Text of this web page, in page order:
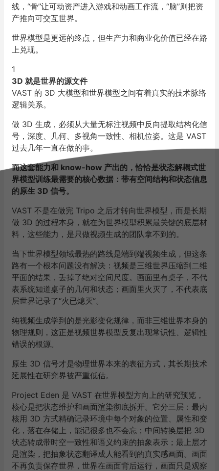
线，“骨”让可动资产进入游戏和动画工作流，“脑”则把资
产推向可交互世界。
世界模型是更远的终点，但生产力和商业化价值已经在路
上兑现。
1
3D 就是世界的源文件
VAST 的 3D 大模型和世界模型之间有着真实的技术脉络
逻辑关系。
做 3D 生成，必须从大量无标注视频中反向提取结构化信
号，深度、几何、多视角一致性、相机位姿。这是 VAST
过去几年一直在做的事。
而这套能力和 know-how 产出的，恰恰是状态解耦式世
界模型训练最需要的核心数据：带有空间结构和状态信息
的原生 3D 信号。
VAST 不是在做完 Tripo 之后才转向世界模型，而是长期
做 3D 的过程本身，就在为世界模型积累最关键的底层材
料，这些能力，是只做视频生成的团队拿不到的。
当下世界模型领域最热的路线是端到端视频生成，但这条
路有一个根本问题没有解决：视频是三维世界压缩到二维
平面的结果，丢掉了绝对空间尺度。画面里有桌子，不代
表系统知道桌子的几何和状态；画面里火灭了，不代表底
层世界记录了“火已熄灭”。
纯视频生成学到的是光影变化规律，而非三维世界本身的
物理规则，这正是视频世界模型反复出现常识性、逻辑性
错误的根源。
原生 3D 信号才是物理世界本来的表征方式，其长期技术
延展性在研究界被严重低估。
Project Eden 是 VAST 在世界模型方向上的研究预览，
核心是把状态维护和画面渲染彻底拆开。它分三层：最内
核用 3D 方式精确记录环境中每个对象的位置、属性和变
化，落在存储上，能记很多也不会忘；中间转换层把 3D
状态转成带时空一致性和语义约束的抽象表示；最上层才
是渲染，把抽象状态翻译成人能看到的真实感画面。画面
不再负责保存世界，世界在画面背后运行，画面只是观察